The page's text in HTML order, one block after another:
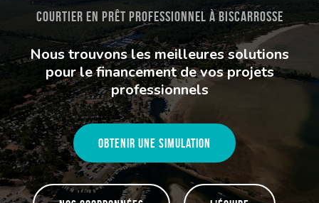
Courtier en prêt professionnel à Biscarrosse
Nous trouvons les meilleures solutions
pour le financement de vos projets
professionnels
Obtenir une simulation